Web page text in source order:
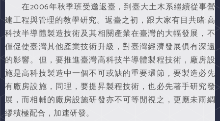
在2006年秋季班受邀返臺，到臺大土木系繼續從事營
建工程與管理的教學研究。返臺之初，跟大家有目共睹:高
科技半導體製造技術及其相關產業在臺灣的大幅發展，不
僅促使臺灣其他產業技術升級，對臺灣經濟發展俱有深遠
的影響。但，要推進臺灣高科技半導體製程技術，廠房設
施是高科技製造中一個不可或缺的重要環節，要製造必先
有廠房設施，同理，要提昇製程技術，也必先著手研究發
展，而相輔的廠房設施研發亦不可等閒視之，更應未雨綢
繆積極配合，加速研發。